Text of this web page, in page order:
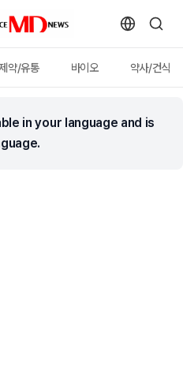
약/유통 바이오 약사/건식
in your language and is